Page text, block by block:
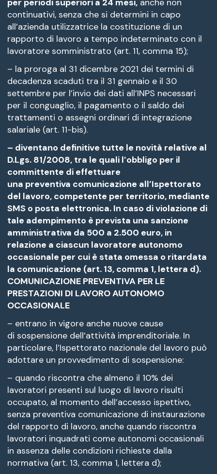
per periodi superiori a 24 mesi, anche non
continuativi, senza che si determini in capo
all’azienda utilizzatrice la costituzione di un
rapporto di lavoro a tempo indeterminato con il
lavoratore somministrato (art. 11, comma 15);
– la proroga al 31 dicembre 2021 dei termini di
decadenza scaduti tra il 31 gennaio e il 30
settembre per l’invio dei dati all’INPS necessari
per il conguaglio, il pagamento o il saldo dei
trattamenti o assegni ordinari di integrazione
salariale (art. 11-bis).
– diventano definitive tutte le novità relative al
D.Lgs. 81/2008, tra le quali l’obbligo per il
committente di effettuare
una preventiva comunicazione all’Ispettorato
del lavoro, competente per territorio, mediante
SMS o posta elettronica. In caso di violazione di
tale adempimento è prevista una sanzione
amministrativa da 500 a 2.500 euro, in
relazione a ciascun lavoratore autonomo
occasionale per cui è stata omessa o ritardata
la comunicazione (art. 13, comma 1, lettera d).
COMUNICAZIONE PREVENTIVA PER LE
PRESTAZIONI DI LAVORO AUTONOMO
OCCASIONALE
– entrano in vigore anche nuove cause
di sospensione dell’attività imprenditoriale. In
particolare, l’Ispettorato nazionale del lavoro può
adottare un provvedimento di sospensione:
– quando riscontra che almeno il 10% dei
lavoratori presenti sul luogo di lavoro risulti
occupato, al momento dell’accesso ispettivo,
senza preventiva comunicazione di instaurazione
del rapporto di lavoro, anche quando riscontra
lavoratori inquadrati come autonomi occasionali
in assenza delle condizioni richieste dalla
normativa (art. 13, comma 1, lettera d);